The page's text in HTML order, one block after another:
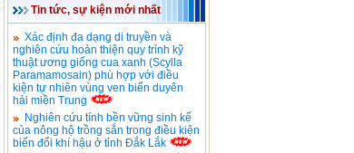
Tin tức, sự kiện mới nhất
Xác định đa dạng di truyền và
nghiên cứu hoàn thiện quy trình kỹ
thuật ương giống cua xanh (Scylla
Paramamosain) phù hợp với điều
kiện tự nhiên vùng ven biển duyên
hải miền Trung
Nghiên cứu tính bền vững sinh kế
của nông hộ trồng sắn trong điều kiện
biến đổi khí hậu ở tỉnh Đắk Lắk